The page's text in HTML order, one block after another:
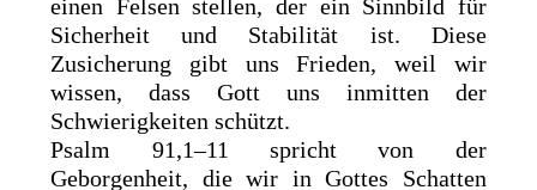
einen Felsen stellen, der ein Sinnbild für
Sicherheit und Stabilität ist. Diese
Zusicherung gibt uns Frieden, weil wir
wissen, dass Gott uns inmitten der
Schwierigkeiten schützt.
Psalm 91,1–11 spricht von der
Geborgenheit, die wir in Gottes Schatten